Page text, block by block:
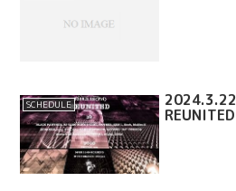
SCHEDULE
REUNITED